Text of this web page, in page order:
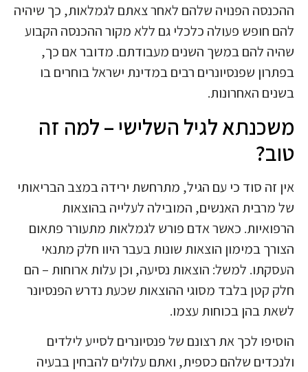
ההכנסה הפנויה שלהם לאחר צאתם לגמלאות, כך שיהיה
להם חופש פעולה כלכלי גם ללא מקור ההכנסה הקבוע
שהיה להם במשך השנים מעבודתם. מדובר אם כך,
בפתרון שפנסיונרים רבים במדינת ישראל בוחרים בו
בשנים האחרונות.
משכנתא לגיל השלישי – למה זה
טוב?
אין זה סוד כי עם הגיל, מתרחשת ירידה במצב הבריאותי
של מרבית האנשים, המובילה לעלייה בהוצאות
הרפואיות. כאשר אדם פורש לגמלאות מתעורר פתאום
הצורך במימון הוצאות שונות בעבר היוו חלק מתנאי
העסקתו. למשל: הוצאות נסיעה, וכן עלות ארוחות – הם
חלק קטן בלבד מסוגי ההוצאות שכעת נדרש הפנסיונר
לשאת בהן בכוחות עצמו.
הוסיפו לכך את רצונם של פנסיונרים לסייע לילדים
ולנכדים שלהם כספית, ואתם עלולים להבחין בבעיה